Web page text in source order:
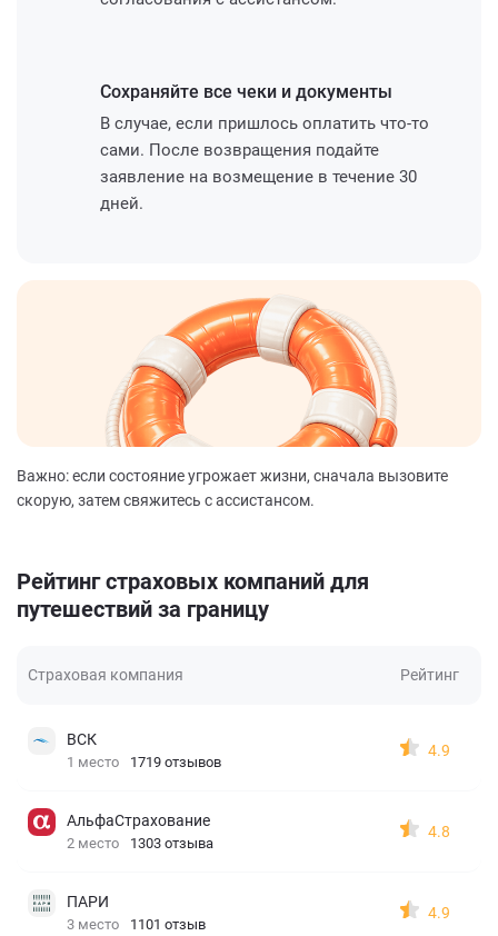
Сохраняйте все чеки и документы
В случае, если пришлось оплатить что-то
сами. После возвращения подайте
заявление на возмещение в течение 30
дней.
Важно: если состояние угрожает жизни, сначала вызовите
скорую, затем свяжитесь с ассистансом.
Рейтинг страховых компаний для
путешествий за границу
Страховая компания Рейтинг
ВСК
1 место 1719 отзывов
4.9
АльфаСтрахование
2 место 1303 отзыва
4.8
ПАРИ
3 место 1101 отзыв
4.9